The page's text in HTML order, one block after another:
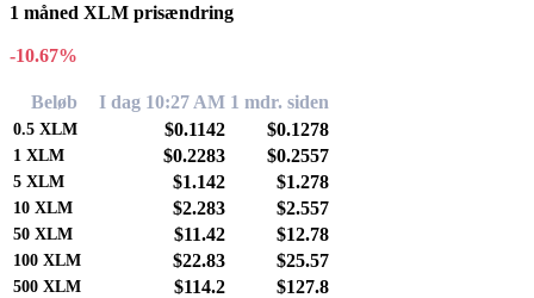
1 måned XLM prisændring
-10.67%
Beløb I dag 10:27 AM 1 mdr. siden
0.5 XLM $0.1142 $0.1278
1 XLM $0.2283 $0.2557
5 XLM $1.142 $1.278
10 XLM $2.283 $2.557
50 XLM $11.42 $12.78
100 XLM $22.83 $25.57
500 XLM $114.2 $127.8